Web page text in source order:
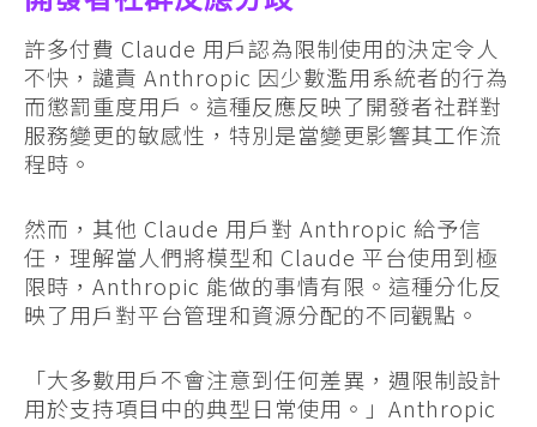
許多付費 Claude 用戶認為限制使用的決定令人
不快，譴責 Anthropic 因少數濫用系統者的行為
而懲罰重度用戶。這種反應反映了開發者社群對
服務變更的敏感性，特別是當變更影響其工作流
程時。
然而，其他 Claude 用戶對 Anthropic 給予信
任，理解當人們將模型和 Claude 平台使用到極
限時，Anthropic 能做的事情有限。這種分化反
映了用戶對平台管理和資源分配的不同觀點。
「大多數用戶不會注意到任何差異，週限制設計
用於支持項目中的典型日常使用。」Anthropic